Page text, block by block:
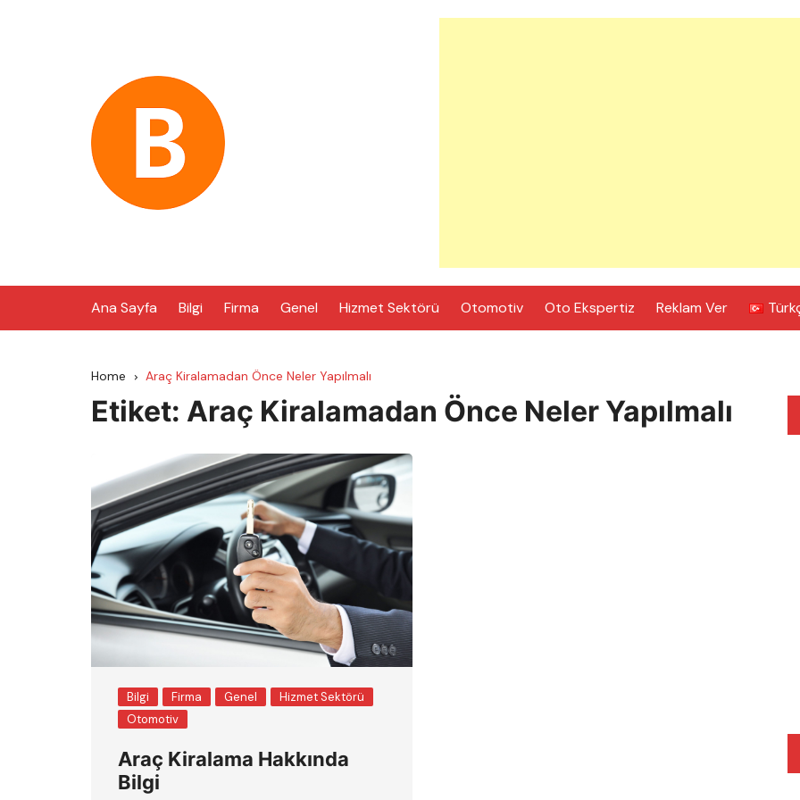
Ana Sayfa Bilgi Firma Genel Hizmet Sektörü Otomotiv Oto Ekspertiz Reklam Ver
Home Araç Kiralamadan Önce Neler Yapılmalı
Etiket: Araç Kiralamadan Önce Neler Yapılmalı
Bilgi Firma Genel
Hizmet Sektörü
Otomotiv
Araç Kiralama Hakkında
Bilgi